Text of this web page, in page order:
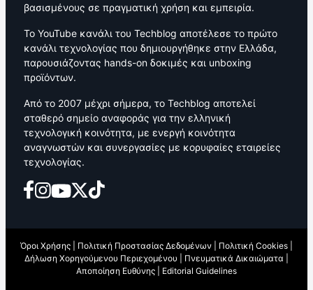
βασισμένους σε πραγματική χρήση και εμπειρία.
Το YouTube κανάλι του Techblog αποτέλεσε το πρώτο
κανάλι τεχνολογίας που δημιουργήθηκε στην Ελλάδα,
παρουσιάζοντας hands-on δοκιμές και unboxing
προϊόντων.
Από το 2007 μέχρι σήμερα, το Techblog αποτελεί
σταθερό σημείο αναφοράς για την ελληνική
τεχνολογική κοινότητα, με ενεργή κοινότητα
αναγνωστών και συνεργασίες με κορυφαίες εταιρείες
τεχνολογίας.
Όροι Χρήσης Πολιτική Προστασίας Δεδομένων Πολιτική Cookies
Δήλωση Χορηγούμενου Περιεχομένου
Πνευματικά Δικαιώματα
Αποποίηση Ευθύνης
Editorial Guidelines